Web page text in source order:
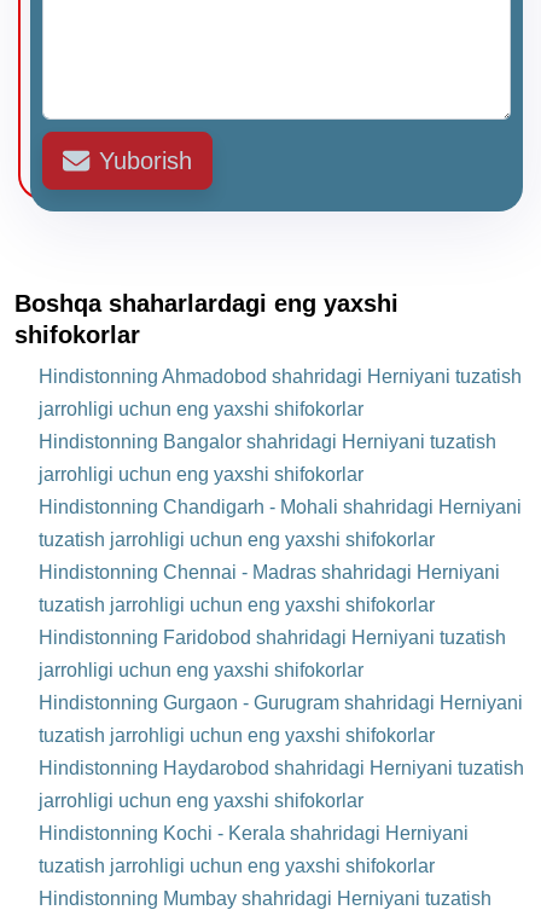
Yuborish
Boshqa shaharlardagi eng yaxshi
shifokorlar
Hindistonning Ahmadobod shahridagi Herniyani tuzatish
jarrohligi uchun eng yaxshi shifokorlar
Hindistonning Bangalor shahridagi Herniyani tuzatish
jarrohligi uchun eng yaxshi shifokorlar
Hindistonning Chandigarh - Mohali shahridagi Herniyani
tuzatish jarrohligi uchun eng yaxshi shifokorlar
Hindistonning Chennai - Madras shahridagi Herniyani
tuzatish jarrohligi uchun eng yaxshi shifokorlar
Hindistonning Faridobod shahridagi Herniyani tuzatish
jarrohligi uchun eng yaxshi shifokorlar
Hindistonning Gurgaon - Gurugram shahridagi Herniyani
tuzatish jarrohligi uchun eng yaxshi shifokorlar
Hindistonning Haydarobod shahridagi Herniyani tuzatish
jarrohligi uchun eng yaxshi shifokorlar
Hindistonning Kochi - Kerala shahridagi Herniyani
tuzatish jarrohligi uchun eng yaxshi shifokorlar
Hindistonning Mumbay shahridagi Herniyani tuzatish